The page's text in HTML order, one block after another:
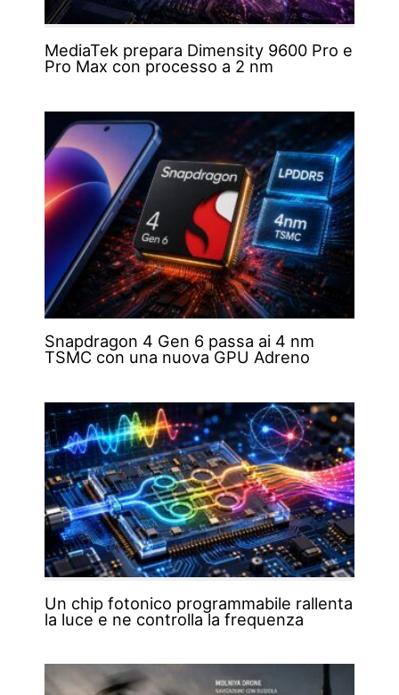
MediaTek prepara Dimensity 9600 Pro e
Pro Max con processo a 2 nm
Snapdragon 4 Gen 6 passa ai 4 nm
TSMC con una nuova GPU Adreno
Un chip fotonico programmabile rallenta
la luce e ne controlla la frequenza